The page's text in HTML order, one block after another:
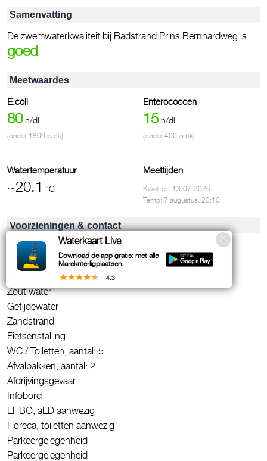
Samenvatting
De zwemwaterkwaliteit bij Badstrand Prins Bernhardweg is
goed
Meetwaardes
E.coli
80 n/dl
(onder 1800 is ok)
Enterococcen
15 n/dl
(onder 400 is ok)
Watertemperatuur
~20.1 °C
Meettijden
Kwaliteit: 13-07-2026
Temp: 7 augustus, 20:10
Voorzieningen & contact
Reddingsbrigade, toezicht aanwezig van 1 juli t/m 1
september van 10.30 uur tot 17.00 uur
Zout water
Getijdewater
Zandstrand
Fietsenstalling
WC / Toiletten, aantal: 5
Afvalbakken, aantal: 2
Afdrijvingsgevaar
Infobord
EHBO, aED aanwezig
Horeca, toiletten aanwezig
Parkeergelegenheid
Parkeergelegenheid
Waterkaart Live
Download de app gratis: met alle
Marekrite-ligplaatsen.
4.3